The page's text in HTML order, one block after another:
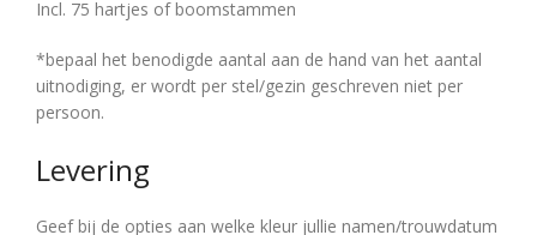
Incl. 75 hartjes of boomstammen
*bepaal het benodigde aantal aan de hand van het aantal
uitnodiging, er wordt per stel/gezin geschreven niet per
persoon.
Levering
Geef bij de opties aan welke kleur jullie namen/trouwdatum